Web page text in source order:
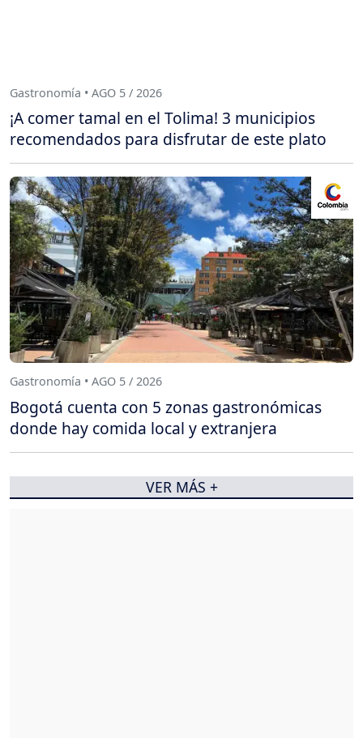
Gastronomía • AGO 5 / 2026
¡A comer tamal en el Tolima! 3 municipios
recomendados para disfrutar de este plato
Gastronomía • AGO 5 / 2026
Bogotá cuenta con 5 zonas gastronómicas
donde hay comida local y extranjera
VER MÁS +